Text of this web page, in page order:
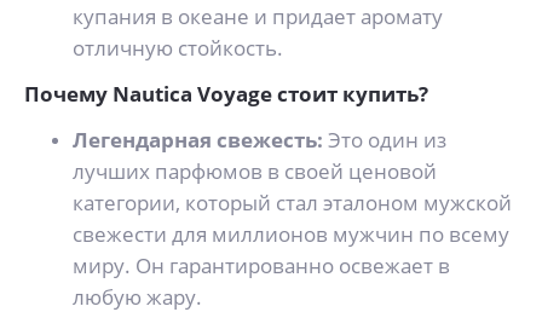
купания в океане и придает аромату
отличную стойкость.
Почему Nautica Voyage стоит купить?
Легендарная свежесть: Это один из
лучших парфюмов в своей ценовой
категории, который стал эталоном мужской
свежести для миллионов мужчин по всему
миру. Он гарантированно освежает в
любую жару.